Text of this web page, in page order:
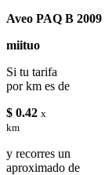
Aveo PAQ B 2009
miituo
Si tu tarifa
por km es de
$ 0.42 x
km
y recorres un
aproximado de